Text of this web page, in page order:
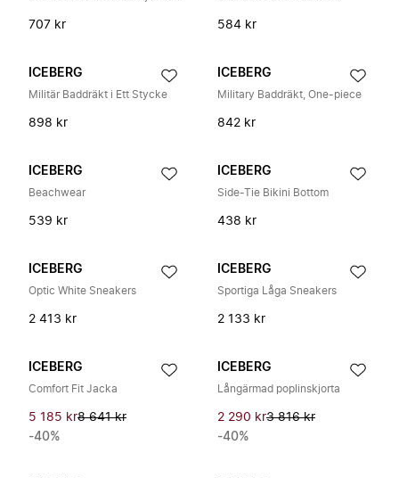
707 kr 584 kr
ICEBERG
Militär Baddräkt i Ett Stycke
898 kr
ICEBERG
Military Baddräkt, One-piece
842 kr
ICEBERG
Beachwear
539 kr
ICEBERG
Side-Tie Bikini Bottom
438 kr
ICEBERG
Optic White Sneakers
2 413 kr
ICEBERG
Sportiga Låga Sneakers
2 133 kr
ICEBERG
Comfort Fit Jacka
5 185 kr8 641 kr
-40%
ICEBERG
Långärmad poplinskjorta
2 290 kr3 816 kr
-40%